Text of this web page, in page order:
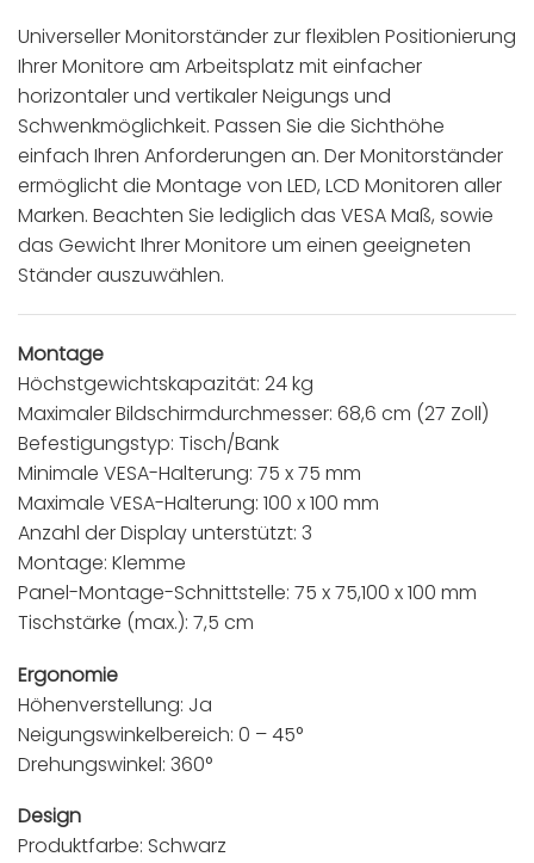
Universeller Monitorständer zur flexiblen Positionierung
Ihrer Monitore am Arbeitsplatz mit einfacher
horizontaler und vertikaler Neigungs und
Schwenkmöglichkeit. Passen Sie die Sichthöhe
einfach Ihren Anforderungen an. Der Monitorständer
ermöglicht die Montage von LED, LCD Monitoren aller
Marken. Beachten Sie lediglich das VESA Maß, sowie
das Gewicht Ihrer Monitore um einen geeigneten
Ständer auszuwählen.
Montage
Höchstgewichtskapazität: 24 kg
Maximaler Bildschirmdurchmesser: 68,6 cm (27 Zoll)
Befestigungstyp: Tisch/Bank
Minimale VESA-Halterung: 75 x 75 mm
Maximale VESA-Halterung: 100 x 100 mm
Anzahl der Display unterstützt: 3
Montage: Klemme
Panel-Montage-Schnittstelle: 75 x 75,100 x 100 mm
Tischstärke (max.): 7,5 cm
Ergonomie
Höhenverstellung: Ja
Neigungswinkelbereich: 0 – 45°
Drehungswinkel: 360°
Design
Produktfarbe: Schwarz